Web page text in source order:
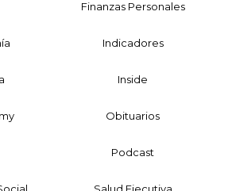
Finanzas Personales
Indicadores
Inside
Obituarios
Podcast